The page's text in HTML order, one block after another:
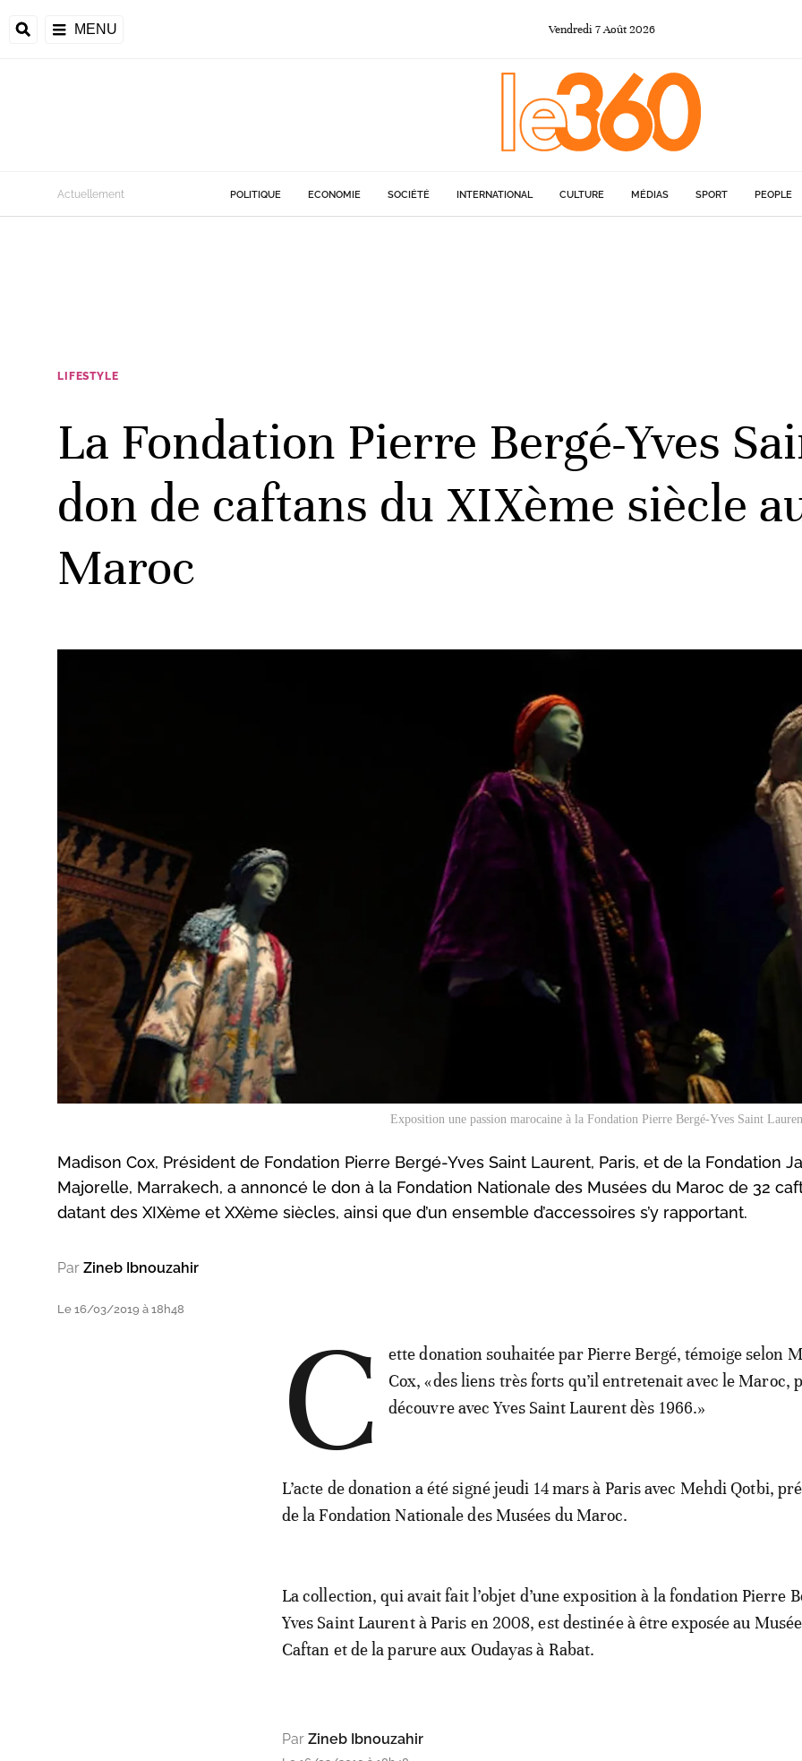
MENU Vendredi 7Août 2026
Actuellement POLITIQUE ECONOMIE SOCIÉTÉ INTERNATIONAL CULTURE MÉDIAS SPORT PEOPLE
LIFESTYLE
La Fondation Pierre Bergé-Yves
don de caftans du XIXème siècle
Maroc
Exposition une passion marocaine à la Fondation Pierre Bergé-Yves Saint
Madison Cox, Président de Fondation Pierre Bergé-Yves Saint Laurent, Paris, et de la Fondation
Majorelle, Marrakech, a annoncé le don à la Fondation Nationale des Musées du Maroc de 32
datant des XIXème et XXème siècles, ainsi que d’un ensemble d’accessoires s’y rapportant.
Par Zineb Ibnouzahir
Le 16/03/2019 à 18h48 C
ette donation souhaitée par Pierre Bergé, témoige selon
Cox, «des liens très forts qu’il entretenait avec le Maroc,
découvre avec Yves Saint Laurent dès 1966.»
L’acte de donation a été signé jeudi 14 mars à Paris avec Mehdi Qotbi,
de la Fondation Nationale des Musées du Maroc.
La collection, qui avait fait l’objet d’une exposition à la fondation Pierre
Yves Saint Laurent à Paris en 2008, est destinée à être exposée au
Caftan et de la parure aux Oudayas à Rabat.
Par Zineb Ibnouzahir